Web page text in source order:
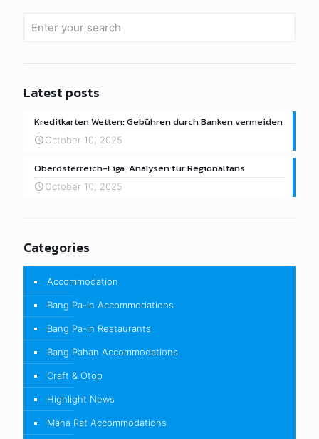
Latest posts
Kreditkarten Wetten: Gebühren durch Banken vermeiden
October 10, 2025
Oberösterreich-Liga: Analysen für Regionalfans
October 10, 2025
Categories
Accommodation
Bang Pa-in Accommodations
Bang Pa-in Restaurants
Bang Pahan Accommodations
Craft & Otop
Highlight News
Maha Rat Accommodations